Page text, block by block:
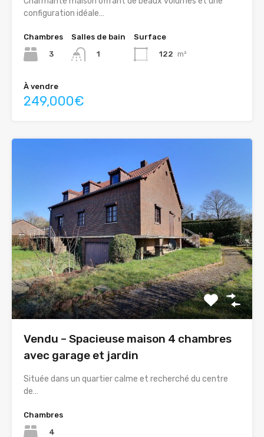
configuration idéale…
Chambres
3
Salles de bain
1
Surface
122 m²
À vendre
249,000€
Vendu – Spacieuse maison 4 chambres
avec garage et jardin
Située dans un quartier calme et recherché du centre
de…
Chambres
4